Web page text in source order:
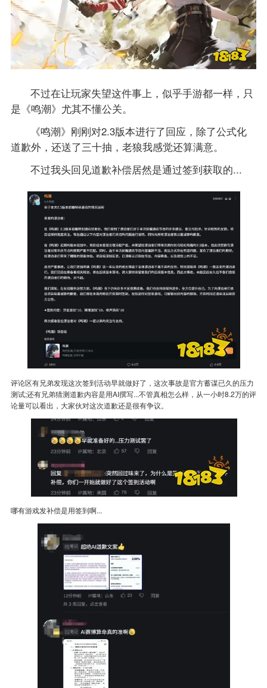
不过在让玩家失望这件事上，似乎手游都一样，只
是《鸣潮》尤其不懂公关。
《鸣潮》刚刚对2.3版本进行了回应，除了公式化
道歉外，还送了三十抽，老狼我感觉还算满意。
不过我头回见道歉补偿居然是通过签到获取的...
评论区有兄弟发现这次签到活动早就做好了，这次事故是官方蓄谋已久的压力
测试;还有兄弟猜测道歉内容是用AI撰写...不管真相怎么样，从一小时8.2万的评
论量可以看出，大家伙对这次道歉还是很有争议。
哪有游戏发补偿是用签到啊...